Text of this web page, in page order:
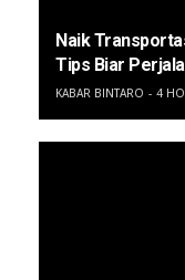
Naik
Tips Biar
KABAR BINTARO 4